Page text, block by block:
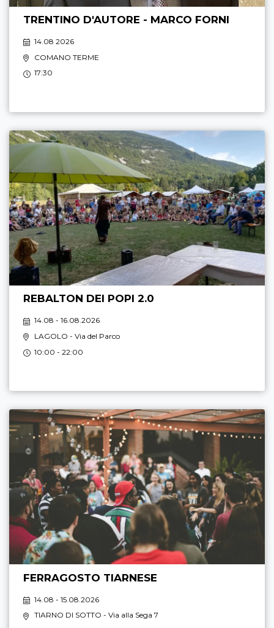
TRENTINO D'AUTORE - MARCO FORNI
14.08 2026
COMANO TERME
17:30
REBALTON DEI POPI 2.0
14.08 - 16.08.2026
LAGOLO - Via del Parco
10:00 - 22:00
FERRAGOSTO TIARNESE
14.08 - 15.08.2026
TIARNO DI SOTTO - Via alla Sega 7